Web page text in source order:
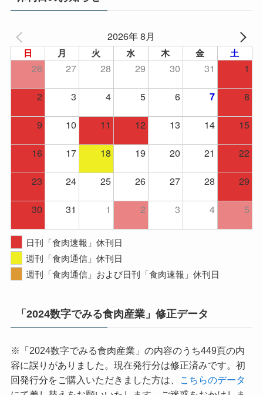
ブ
2026年 8月
日 月 火 水 木 金 土
26 27 28 29 30 31
1
2
3 4 5 6 7
8
9
10 11 12 13 14
15
16
17 18 19 20 21
22
23
24 25 26 27 28
29
30
31 1 2 3 4 5
日刊「食肉速報」休刊日
週刊「食肉通信」休刊日
週刊「食肉通信」および日刊「食肉速報」休刊日
「2024数字でみる食肉産業」修正データ
※「2024数字でみる食肉産業」の内容のうち449頁の内
容に誤りがありました。現在発行分は修正済みです。初
回発行分をご購入いただきました方は、
こちらのデータ